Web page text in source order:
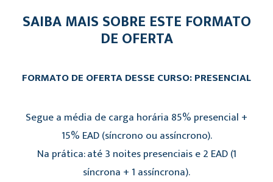
SAIBA MAIS SOBRE ESTE FORMATO
DE OFERTA
FORMATO DE OFERTA DESSE CURSO: PRESENCIAL
Segue a média de carga horária 85% presencial +
15% EAD (síncrono ou assíncrono).
Na prática: até 3 noites presenciais e 2 EAD (1
síncrona + 1 assíncrona).